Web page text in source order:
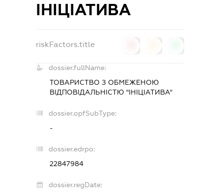
ІНІЦІАТИВА
riskFactors.title
dossier.fullName:
ТОВАРИСТВО З ОБМЕЖЕНОЮ
ВІДПОВІДАЛЬНІСТЮ "ІНІЦІАТИВА"
dossier.opfSubType:
-
dossier.edrpo:
22847984
dossier.regDate: